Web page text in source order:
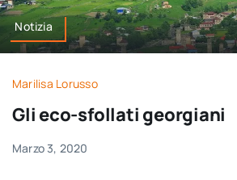
Notizia
Marilisa Lorusso
Gli eco-sfollati georgiani
Marzo 3, 2020